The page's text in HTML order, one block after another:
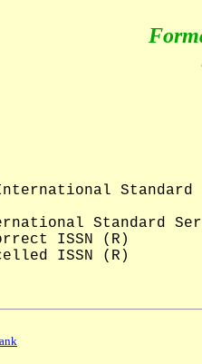
Standard
Standard
ISSN (R)
ISSN (R)